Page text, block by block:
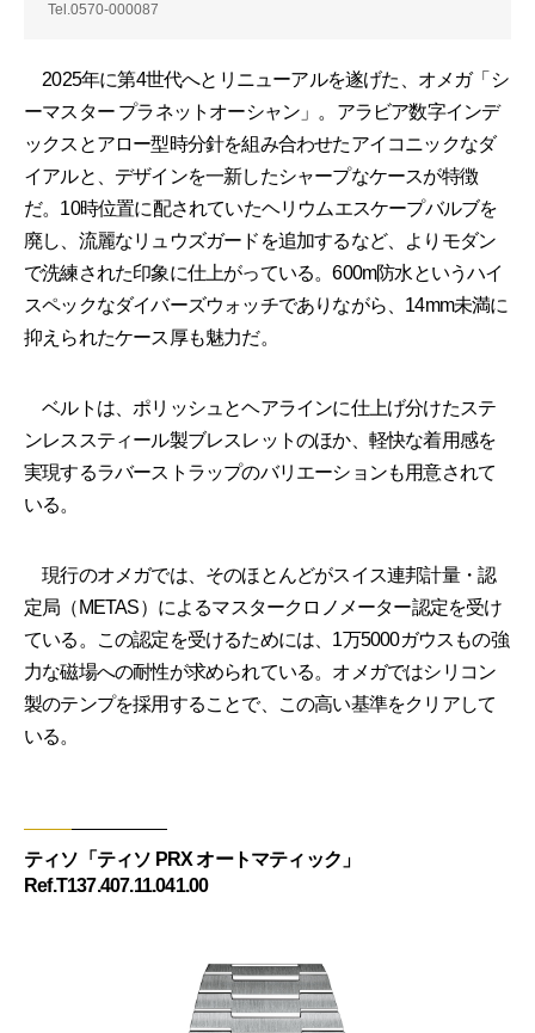
Tel.0570-000087
2025年に第4世代へとリニューアルを遂げた、オメガ「シ
ーマスター プラネットオーシャン」。アラビア数字インデ
ックスとアロー型時分針を組み合わせたアイコニックなダ
イアルと、デザインを一新したシャープなケースが特徴
だ。10時位置に配されていたヘリウムエスケープバルブを
廃し、流麗なリュウズガードを追加するなど、よりモダン
で洗練された印象に仕上がっている。600m防水というハイ
スペックなダイバーズウォッチでありながら、14mm未満に
抑えられたケース厚も魅力だ。
ベルトは、ポリッシュとヘアラインに仕上げ分けたステ
ンレススティール製ブレスレットのほか、軽快な着用感を
実現するラバーストラップのバリエーションも用意されて
いる。
現行のオメガでは、そのほとんどがスイス連邦計量・認
定局（METAS）によるマスタークロノメーター認定を受け
ている。この認定を受けるためには、1万5000ガウスもの強
力な磁場への耐性が求められている。オメガではシリコン
製のテンプを採用することで、この高い基準をクリアして
いる。
ティソ「ティソ PRX オートマティック」
Ref.T137.407.11.041.00